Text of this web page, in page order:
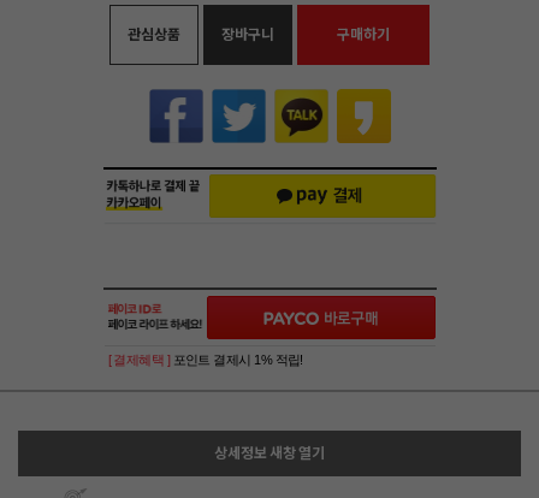
관심상품 장바구니 구매하기
[ 결제혜택 ] 포인트 결제시 1% 적립!
상세정보 새창 열기